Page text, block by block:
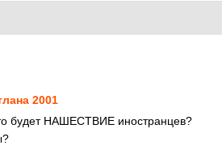
2001
будет НАШЕСТВИЕ иностранцев?